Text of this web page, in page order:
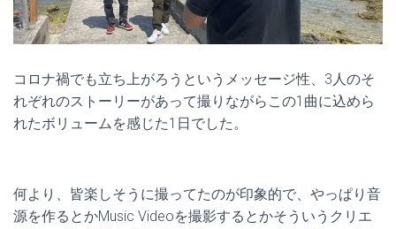
コロナ禍でも立ち上がろうというメッセージ性、3人のそ
れぞれのストーリーがあって撮りながらこの1曲に込めら
れたボリュームを感じた1日でした。
何より、皆楽しそうに撮ってたのが印象的で、やっぱり音
源を作るとかMusic Videoを撮影するとかそういうクリエ